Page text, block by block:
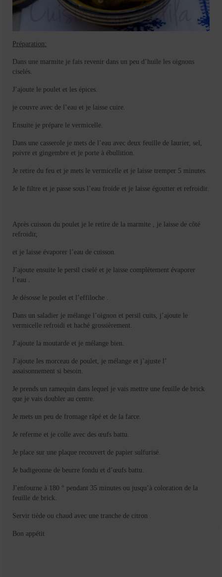
Préparation:
Dans une marmite je fais revenir dans un peu d’huile les oignons
ciselés.
J’ajoute le poulet et les épices.
je couvre avec de l’eau et je laisse cuire.
Ensuite je prépare le vermicelle.
Dans une casserole je mets de l’eau avec deux feuille de laurier, sel,
poivre et gingembre et je porte à ébullition.
Je retire du feu et je mets le vermicelle et je laisse tremper 5 minutes.
Je le filtre et je passe sous l’eau froide et je laisse égoutter et refroidir.
Après cuisson du poulet je le retire de la marmite , je laisse de côté
refroidir,
et je laisse évaporer l’eau de cuisson.
J’ajoute ensuite le persil ciselé et je laisse complètement évaporer
l’eau .
Je désosse le poulet et l’effiloche .
Dans un saladier je mélange l’oignon et persil cuits, j’ajoute le
vermicelle refroidi et haché grossièrement.
J’ajoute la moutarde et je mélange bien.
J’ajoute les morceau de poulet, je mélange et j’ajuste l’
assaisonnement si besoin.
Je prends un ramequin dans lequel je vais mettre une feuille de brick
que je vais doubler au centre.
Je mets un peu de fromage râpé et de la farce.
Je referme et je colle avec des œufs battu.
Je place sur une plaque recouvert de papier sulfurisé.
Je badigeonne de beurre fondu et d’œufs battu.
J’enfourne à 180 ° pendant 35 minutes ou jusqu’à coloration de la
feuille de brick.
Servir tiède ou chaud avec une tranche de citron .
Bon appétit